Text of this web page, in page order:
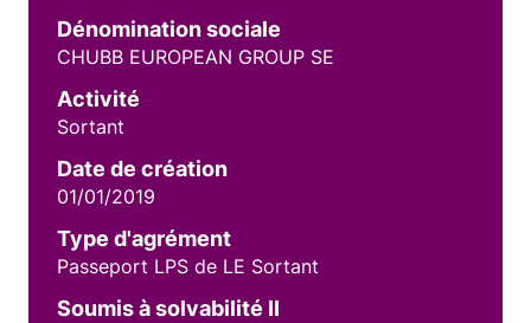
Dénomination sociale
CHUBB EUROPEAN GROUP SE
Activité
Sortant
Date de création
01/01/2019
Type d'agrément
Passeport LPS de LE Sortant
Soumis à solvabilité II